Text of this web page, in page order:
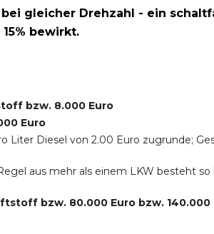
gleicher Drehzahl - ein
bewirkt.
bzw. 8.000 Euro
Euro
Liter Diesel von 2.00 Euro zugrunde;
aus mehr als einem LKW besteht
bzw. 80.000 Euro bzw. 140.000